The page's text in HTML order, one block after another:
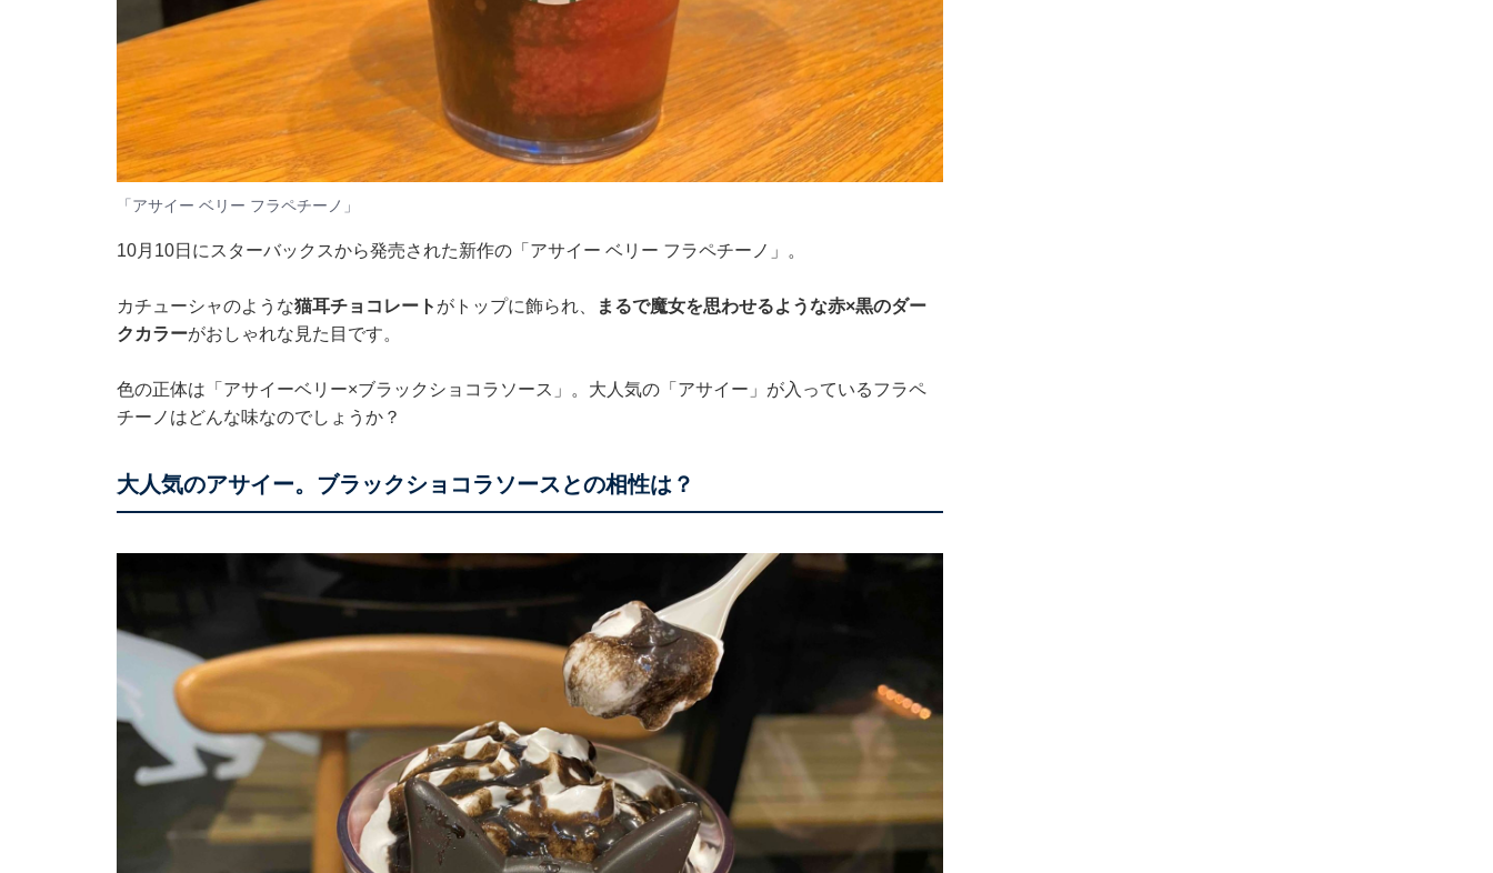
「アサイー ベリー フラペチーノ」
10月10日にスターバックスから発売された新作の「アサイー ベリー フラペチーノ」。
カチューシャのような猫耳チョコレート がトップに飾られ、
まるで魔女を思わせるような赤×黒のダー
クカラーがおしゃれな見た目です。
色の正体は「アサイーベリー×ブラックショコラソース」。大人気の「アサイー」が入っているフラペ
チーノはどんな味なのでしょうか？
大人気のアサイー。ブラックショコラソースとの相性は？